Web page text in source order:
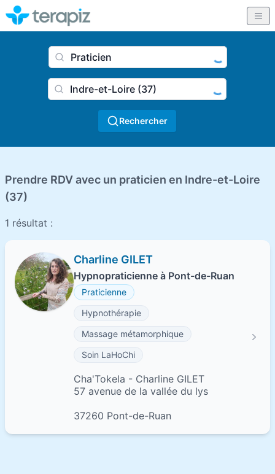
Ville
Rechercher
Prendre RDV avec un praticien en Indre-et-Loire
(37)
1 résultat :
Charline GILET
Hypnopraticienne à Pont-de-Ruan
Praticienne
Hypnothérapie
Massage métamorphique
Soin LaHoChi
Cha'Tokela - Charline GILET
57 avenue de la vallée du lys
37260 Pont-de-Ruan